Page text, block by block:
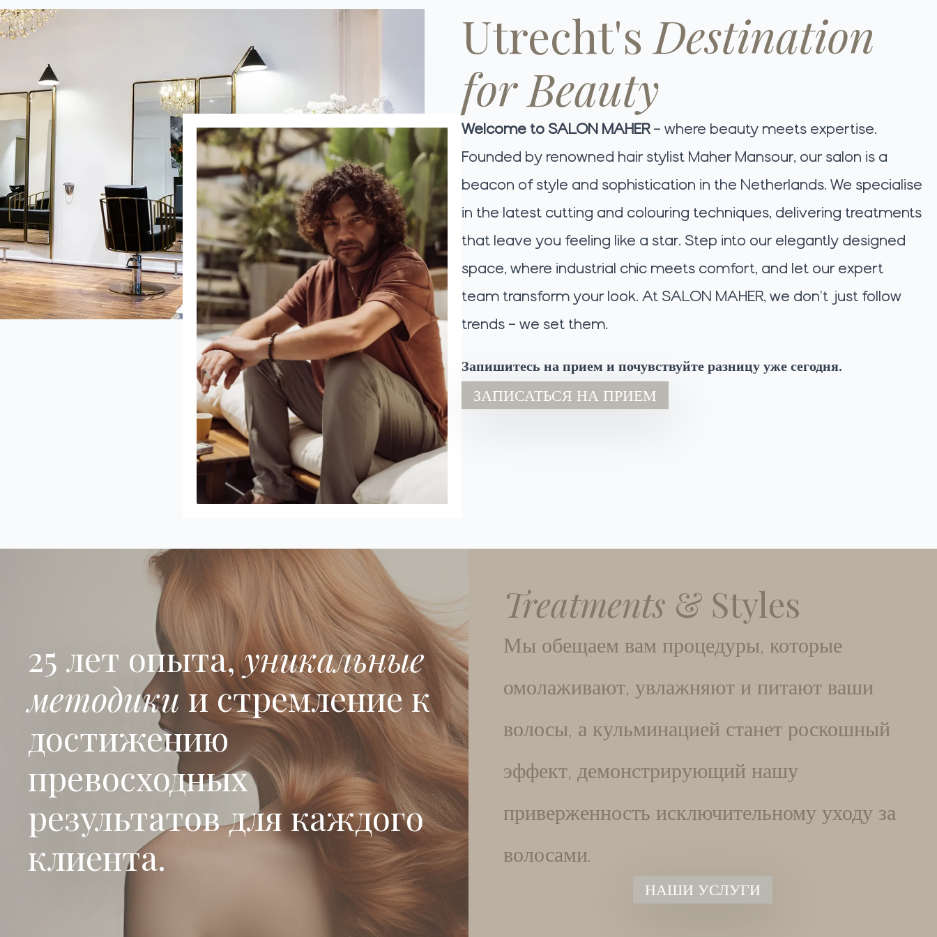
Utrecht's Destination
for Beauty
Welcome to SALON MAHER– where beauty meets expertise.
Founded by renowned hair stylist Maher Mansour, our salon is a
beacon of style and sophistication in the Netherlands. We specialise
in the latest cutting and colouring techniques, delivering treatments
that leave you feeling like a star. Step into our elegantly designed
space, where industrial chic meets comfort, and let our expert
team transform your look. At SALON MAHER, we don't just follow
trends – we set them.
Запишитесь на прием и почувствуйте разницу уже сегодня.
ЗАПИСАТЬСЯ НА ПРИЕМ
25 лет опыта,уникальные
методикии стремление к
достижению
превосходных
результатов для каждого
клиента.
Treatments & Styles
Мы обещаем вам процедуры, которые
омолаживают, увлажняют и питают ваши
волосы, а кульминацией станет роскошный
эффект, демонстрирующий нашу
приверженность исключительному уходу за
волосами.
НАШИ УСЛУГИ